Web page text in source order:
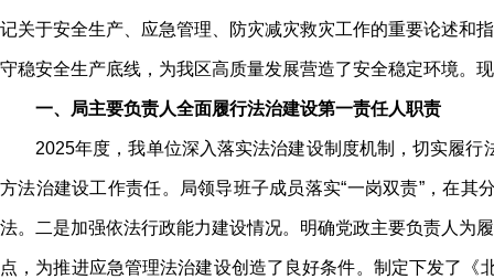
记关于安全生产、应急管理、防灾减灾救灾工作的重要论述和
守稳安全生产底线，为我区高质量发展营造了安全稳定环境。
一、局主要负责人全面履行法治建设第一责任人职责
2025年度，我单位深入落实法治建设制度机制，切实履
方法治建设工作责任。局领导班子成员落实“一岗双责”，在
法。二是加强依法行政能力建设情况。明确党政主要负责人为
点，为推进应急管理法治建设创造了良好条件。制定下发了《